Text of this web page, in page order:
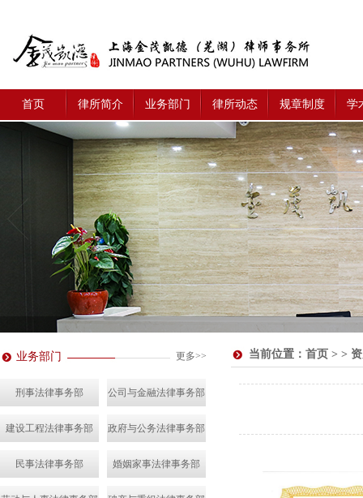
首页 律所简介 业务部门 律所动态 规章制度 学
业务部门 更多>>
刑事法律事务部 公司与金融法律事务部
建设工程法律事务部 政府与公务法律事务部
民事法律事务部 婚姻家事法律事务部
当前位置： 首页 > >